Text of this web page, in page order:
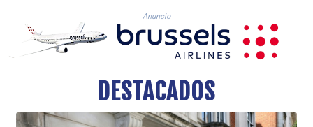
BBD 2.321671
BDT 142.688227
BHD 0.434695
BIF 3451.157116
BND 1.477082
BOB 13.69983
BRL 5.876989
Anuncio
DESTACADOS